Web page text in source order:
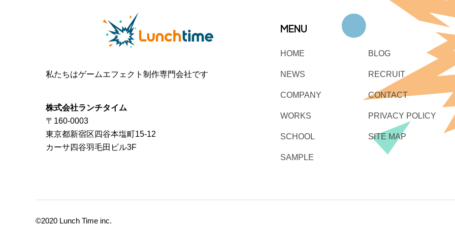
私たちはゲームエフェクト制作専門会社です
株式会社ランチタイム
〒160-0003
東京都新宿区四谷本塩町15-12
カーサ四谷羽毛田ビル3F
MENU
HOME
NEWS
COMPANY
WORKS
SCHOOL
SAMPLE
BLOG
RECRUIT
CONTACT
PRIVACY POLICY
SITE MAP
©2020 Lunch Time inc.